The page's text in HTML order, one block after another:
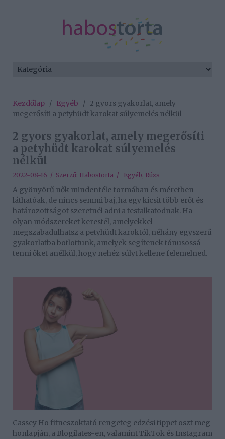
Kezdőlap / Egyéb / 2 gyors gyakorlat, amely
megerősíti a petyhüdt karokat súlyemelés nélkül
2 gyors gyakorlat, amely megerősíti
a petyhüdt karokat súlyemelés
nélkül
2022-08-16 / Szerző: Habostorta / Egyéb, Rúzs
A gyönyörű nők mindenféle formában és méretben
láthatóak, de nincs semmi baj, ha egy kicsit több erőt és
határozottságot szeretnél adni a testalkatodnak. Ha
olyan módszereket kerestél, amelyekkel
megszabadulhatsz a petyhüdt karoktól, néhány egyszerű
gyakorlatba botlottunk, amelyek segítenek tónusossá
tenni őket anélkül, hogy nehéz súlyt kellene felemelned.
Cassey Ho fitneszoktató rengeteg edzési tippet oszt meg
honlapján, a Blogilates-en, valamint TikTok és Instagram